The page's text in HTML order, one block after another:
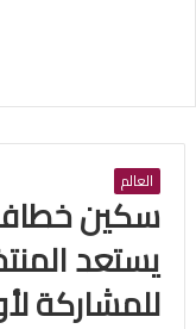
العالم
سكين
يستعد
للمشاركة